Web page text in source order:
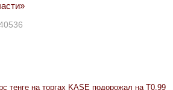
тенге на торгах KASE подорожал на Т0,99